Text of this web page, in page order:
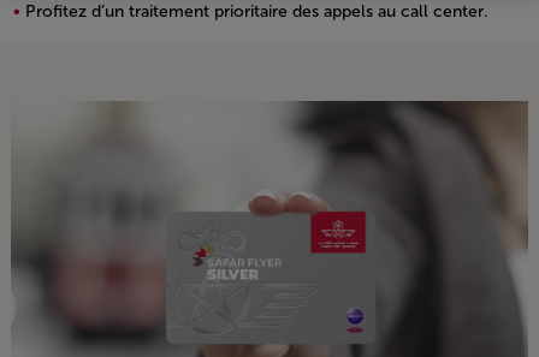
Profitez d’un traitement prioritaire des appels au call center.